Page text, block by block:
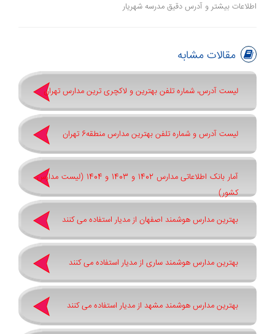
اطلاعات بیشتر و آدرس دقیق مدرسه شهریار
مقالات مشابه
لیست آدرس، شماره تلفن بهترین و لاکچری ترین مدارس تهران
لیست آدرس و شماره تلفن بهترین مدارس منطقه6 تهران
آمار بانک اطلاعاتی مدارس 1402 و 1403 و 1404 (لیست مدارس
کشور)
بهترین مدارس هوشمند اصفهان از مدیار استفاده می کنند
بهترین مدارس هوشمند ساری از مدیار استفاده می کنند
بهترین مدارس هوشمند مشهد از مدیار استفاده می کنند